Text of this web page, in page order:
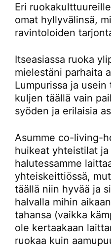
Eri
omat hyllyvälinsä,
ravintoloiden
Itseasiassa ruoka
mielestäni parhaita
Lumpurissa ja
kuljen täällä vain
syöden ja erilaisia
Asumme co-living-
huikeat yhteistilat ja
halutessamme
yhteiskeittiössä,
täällä niin hyvää ja
halvalla mihin
tahansa (vaikka
ole kertaakaan
ruokaa kuin